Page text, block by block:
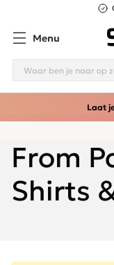
Menu
Laat
From
Shirts